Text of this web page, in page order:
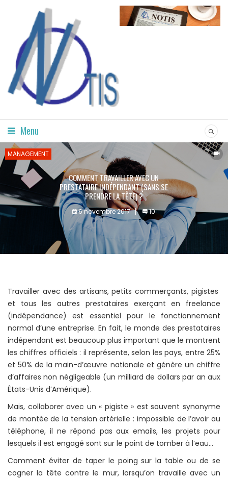
Menu
MANAGEMENT
COMMENT TRAVAILLER AVEC UN
PRESTATAIRE INDÉPENDANT (SANS SE
PRENDRE LA TÊTE) ?
6 novembre 2017 10
Travailler avec des artisans, petits commerçants, pigistes
et tous les autres prestataires exerçant en freelance
(indépendance) est essentiel pour le fonctionnement
normal d’une entreprise. En fait, le monde des prestataires
indépendant est beaucoup plus important que le montrent
les chiffres officiels : il représente, selon les pays, entre 25%
et 50% de la main-d’œuvre nationale et génère un chiffre
d’affaires non négligeable (un milliard de dollars par an aux
États-Unis d’Amérique).
Mais, collaborer avec un « pigiste » est souvent synonyme
de montée de la tension artérielle : impossible de l’avoir au
téléphone, il ne répond pas aux emails, les projets pour
lesquels il est engagé sont sur le point de tomber à l’eau…
Comment éviter de taper le poing sur la table ou de se
cogner la tête contre le mur, lorsqu’on travaille avec un